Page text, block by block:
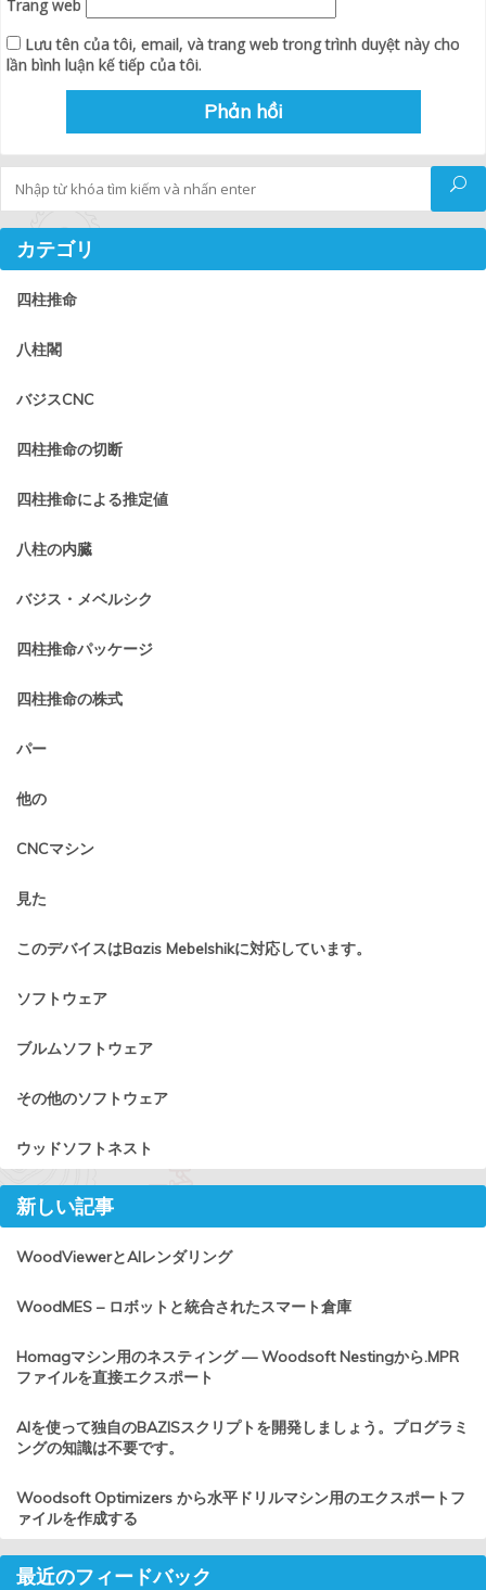
Trang web
Lưu tên của tôi, email, và trang web trong trình duyệt này cho
lần bình luận kế tiếp của tôi.
カテゴリ
四柱推命
八柱閣
バジスCNC
四柱推命の切断
四柱推命による推定値
八柱の内臓
バジス・メベルシク
四柱推命パッケージ
四柱推命の株式
パー
他の
CNCマシン
見た
このデバイスはBazis Mebelshikに対応しています。
ソフトウェア
ブルムソフトウェア
その他のソフトウェア
ウッドソフトネスト
新しい記事
WoodViewerとAIレンダリング
WoodMES – ロボットと統合されたスマート倉庫
Homagマシン用のネスティング — Woodsoft Nestingから.MPR
ファイルを直接エクスポート
AIを使って独自のBAZISスクリプトを開発しましょう。プログラミ
ングの知識は不要です。
Woodsoft Optimizers から水平ドリルマシン用のエクスポートフ
ァイルを作成する
最近のフィードバック